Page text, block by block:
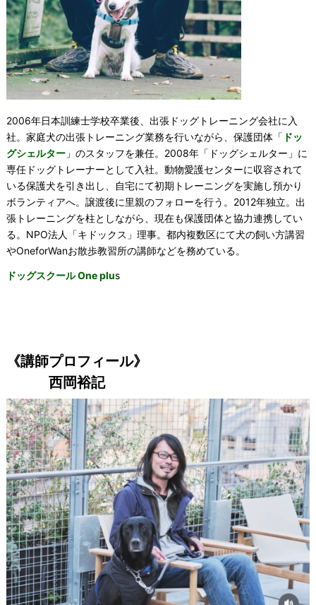
2006年日本訓練士学校卒業後、出張ドッグトレーニング会社に入
社。家庭犬の出張トレーニング業務を行いながら、保護団体「 ドッ
グシェルター」のスタッフを兼任。2008年「ドッグシェルター」に
専任ドッグトレーナーとして入社。動物愛護センターに収容されて
いる保護犬を引き出し、自宅にて初期トレーニングを実施し預かり
ボランティアへ。譲渡後に里親のフォローを行う。2012年独立。出
張トレーニングを柱としながら、現在も保護団体と協力連携してい
る。NPO法人「キドックス」理事。都内複数区にて犬の飼い方講習
やOneforWanお散歩教習所の講師などを務めている。
ドッグスクール One plus
《講師プロフィール》
西岡裕記